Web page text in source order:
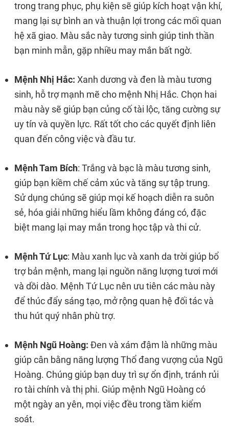
trong trang phục, phụ kiện sẽ giúp kích hoạt vận khí,
mang lại sự bình an và thuận lợi trong các mối quan
hệ xã giao. Màu sắc này tương sinh giúp tinh thần
bạn minh mẫn, gặp nhiều may mắn bất ngờ.
Mệnh Nhị Hắc: Xanh dương và đen là màu tương
sinh, hỗ trợ mạnh mẽ cho mệnh Nhị Hắc. Chọn hai
màu này sẽ giúp bạn củng cố tài lộc, tăng cường sự
uy tín và quyền lực. Rất tốt cho các quyết định liên
quan đến công việc và đầu tư.
Mệnh Tam Bích: Trắng và bạc là màu tương sinh,
giúp bạn kiềm chế cảm xúc và tăng sự tập trung.
Sử dụng chúng sẽ giúp mọi kế hoạch diễn ra suôn
sẻ, hóa giải những hiểu lầm không đáng có, đặc
biệt mang lại may mắn trong học tập và thi cử.
Mệnh Tứ Lục: Màu xanh lục và xanh da trời giúp bổ
trợ bản mệnh, mang lại nguồn năng lượng tươi mới
và dồi dào. Mệnh Tứ Lục nên ưu tiên các màu này
để thúc đẩy sáng tạo, mở rộng quan hệ đối tác và
thu hút quý nhân phù trợ.
Mệnh Ngũ Hoàng: Đen và xám đậm là những màu
giúp cân bằng năng lượng Thổ đang vượng của Ngũ
Hoàng. Chúng giúp bạn duy trì sự ổn định, tránh rủi
ro tài chính và thị phi. Giúp mệnh Ngũ Hoàng có
một ngày an yên, mọi việc đều trong tầm kiểm
soát.